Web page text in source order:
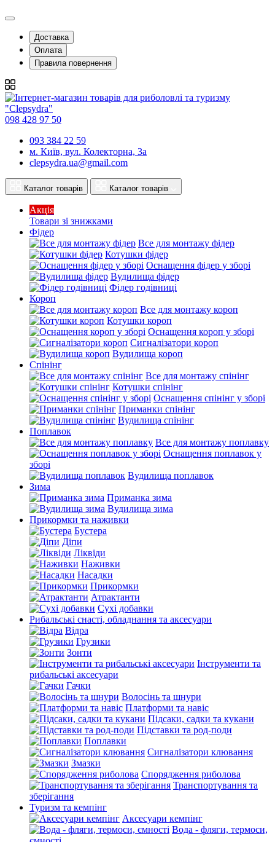
Доставка
Оплата
Правила повернення
098 428 97 50
093 384 22 59
м. Київ, вул. Колекторна, 3а
clepsydra.ua@gmail.com
Каталог товарів Каталог товарів
Акція
Товари зі знижками
Фідер
Все для монтажу фідер
Котушки фідер
Оснащення фідер у зборі
Вудилища фідер
Фідер годівниці
Короп
Все для монтажу короп
Котушки короп
Оснащення короп у зборі
Сигналізатори короп
Вудилища короп
Спінінг
Все для монтажу спінінг
Котушки спінінг
Оснащення спінінг у зборі
Приманки спінінг
Вудилища спінінг
Поплавок
Все для монтажу поплавку
Оснащення поплавок у
зборі
Вудилища поплавок
Зима
Приманка зима
Вудилища зима
Прикормки та наживки
Бустера
Діпи
Ліквіди
Наживки
Насадки
Прикормки
Атрактанти
Сухі добавки
Рибальські снасті, обладнання та аксесуари
Відра
Грузики
Зонти
Інструменти та
рибальські аксесуари
Гачки
Волосінь та шнури
Платформи та навіс
Підсаки, садки та кукани
Підставки та род-поди
Поплавки
Сигналізатори клювання
Змазки
Спорядження риболова
Транспортування та
зберігання
Туризм та кемпінг
Аксесуари кемпінг
Вода - фляги, термоси,